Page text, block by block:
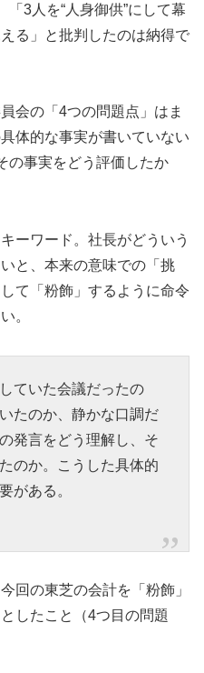
3人を“人身御供”にして幕
る」と批判したのは納得で
会の「4つの問題点」はま
体的な事実が書いていない
の事実をどう評価したか
ーワード。社長がどういう
と、本来の意味での「挑
て「粉飾」するように命令
。
ていた会議だったの
たのか、静かな口調だ
発言をどう理解し、そ
のか。こうした具体的
がある。
回の東芝の会計を「粉飾」
したこと（4つ目の問題